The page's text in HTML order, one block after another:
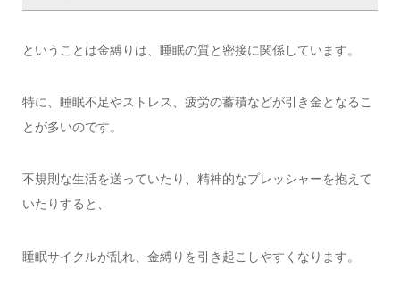
ということは金縛りは、睡眠の質と密接に関係しています。
特に、睡眠不足やストレス、疲労の蓄積などが引き金となるこ
とが多いのです。
不規則な生活を送っていたり、精神的なプレッシャーを抱えて
いたりすると、
睡眠サイクルが乱れ、金縛りを引き起こしやすくなります。